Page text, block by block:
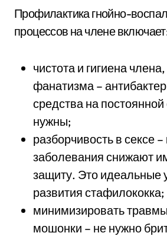
Профилактика гнойно-
процессов на члене
чистота и гигиена
фанатизма –
средства на
нужны;
разборчивость в сексе
заболевания снижают
защиту. Это идеальные
развития стафилококка;
минимизировать
мошонки – не нужно